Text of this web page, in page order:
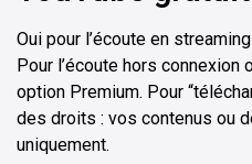
Oui pour l’écoute en
Pour l’écoute hors
option Premium. Pour
des droits : vos contenus ou
uniquement.